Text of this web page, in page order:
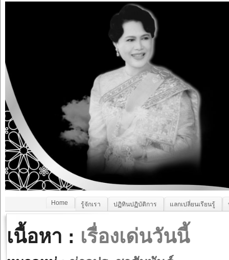
Home รู้จักเรา ปฏิทินปฏิบัติการ แลกเปลี่ยนเรียนรู้
เนื้อหา : เรื่องเด่นวันนี้